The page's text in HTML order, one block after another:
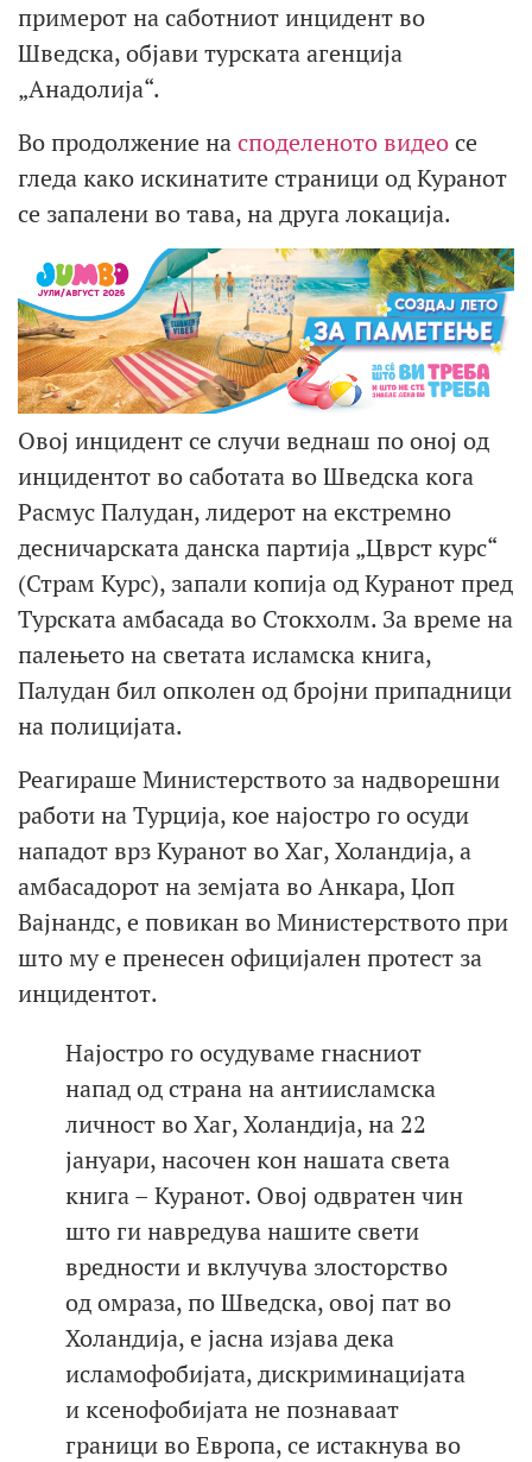
примерот на саботниот инцидент во
Шведска, објави турската агенција
„Анадолија“.
Во продолжение насподеленото видеосе
гледа како искинатите страници од Куранот
се запалени во тава, на друга локација.
Овој инцидент се случи веднаш по оној од
инцидентот во саботата во Шведска кога
Расмус Палудан, лидерот на екстремно
десничарската данска партија „Цврст курс“
(Страм Курс), запали копија од Куранот пред
Турската амбасада во Стокхолм. За време на
палењето на светата исламска книга,
Палудан бил опколен од бројни припадници
на полицијата.
Реагираше Министерството за надворешни
работи на Турција, кое најостро го осуди
нападот врз Куранот во Хаг, Холандија, а
амбасадорот на земјата во Анкара, Џоп
Вајнандс, е повикан во Министерството при
што му е пренесен официјален протест за
инцидентот.
Најостро го осудуваме гнасниот
напад од страна на антиисламска
личност во Хаг, Холандија, на 22
јануари, насочен кон нашата света
книга – Куранот. Овој одвратен чин
што ги навредува нашите свети
вредности и вклучува злосторство
од омраза, по Шведска, овој пат во
Холандија, е јасна изјава дека
исламофобијата, дискриминацијата
и ксенофобијата не познаваат
граници во Европа, се истакнува во